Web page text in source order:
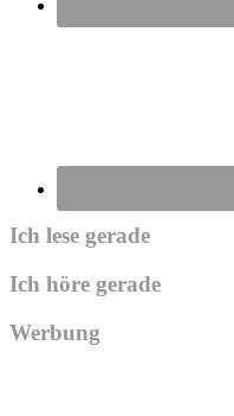
Ich lese gerade
Ich höre gerade
Werbung